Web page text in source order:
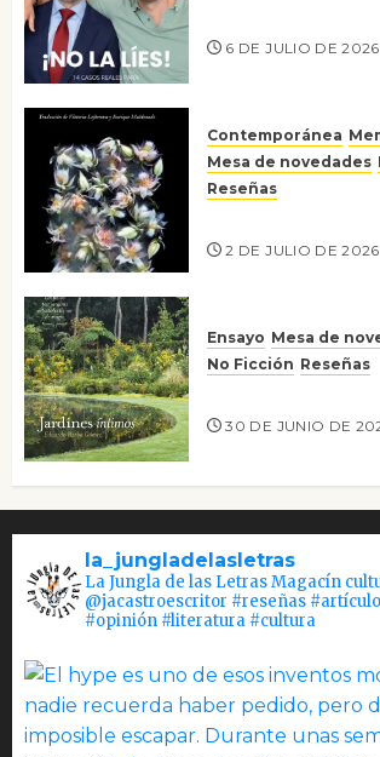
6 DE JULIO DE 2026
Contemporánea
Mesa de novedades
Reseñas
2 DE JULIO DE 2026
Ensayo Mesa de
No Ficción Reseñas
30 DE JUNIO DE
la_jungladelasletras
La Jungla de las Letras Magacín
@jacastroescritor #reseñas
#opinión #literatura #cultura